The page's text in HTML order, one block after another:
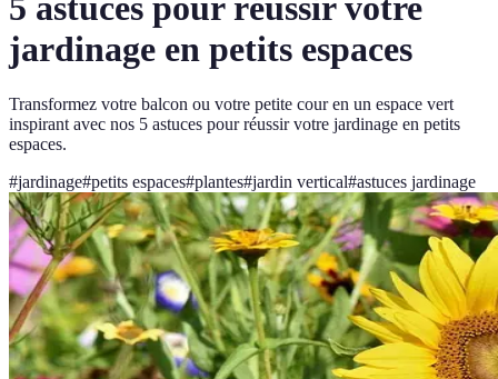
5 astuces pour réussir votre
jardinage en petits espaces
Transformez votre balcon ou votre petite cour en un espace vert
inspirant avec nos 5 astuces pour réussir votre jardinage en petits
espaces.
#jardinage#petits espaces#plantes#jardin vertical#astuces jardinage